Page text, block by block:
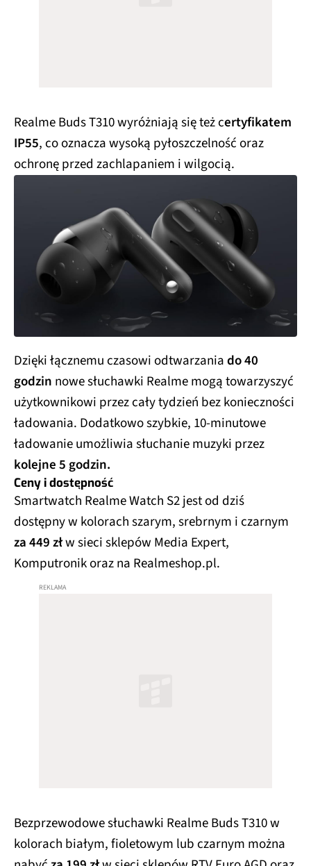
Realme Buds T310 wyróżniają się też certyfikatem
IP55, co oznacza wysoką pyłoszczelność oraz
ochronę przed zachlapaniem i wilgocią.
Dzięki łącznemu czasowi odtwarzaniado 40
godzin nowe słuchawki Realme mogą towarzyszyć
użytkownikowi przez cały tydzień bez konieczności
ładowania. Dodatkowo szybkie, 10-minutowe
ładowanie umożliwia słuchanie muzyki przez
kolejne 5 godzin.
Ceny i dostępność
Smartwatch Realme Watch S2 jest od dziś
dostępny w kolorach szarym, srebrnym i czarnym
za 449 złw sieci sklepów Media Expert,
Komputronik oraz na Realmeshop.pl.
Bezprzewodowe słuchawki Realme Buds T310 w
kolorach białym, fioletowym lub czarnym można